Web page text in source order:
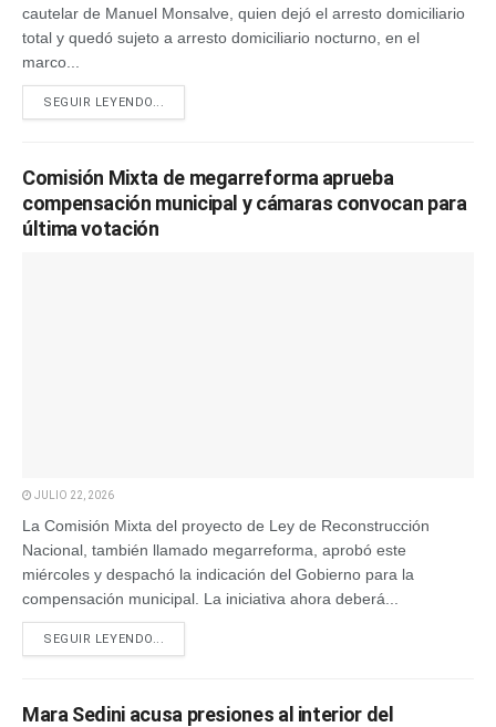
cautelar de Manuel Monsalve, quien dejó el arresto domiciliario
total y quedó sujeto a arresto domiciliario nocturno, en el
marco...
SEGUIR LEYENDO...
Comisión Mixta de megarreforma aprueba
compensación municipal y cámaras convocan para
última votación
JULIO 22, 2026
La Comisión Mixta del proyecto de Ley de Reconstrucción
Nacional, también llamado megarreforma, aprobó este
miércoles y despachó la indicación del Gobierno para la
compensación municipal. La iniciativa ahora deberá...
SEGUIR LEYENDO...
Mara Sedini acusa presiones al interior del